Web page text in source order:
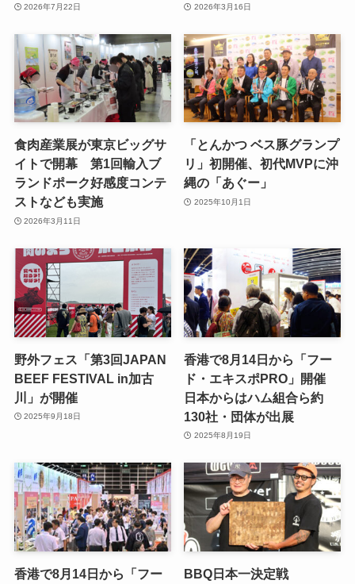
2026年7月22日 2026年3月16日
食肉産業展が東京ビッグサ
イトで開幕 第1回輸入ブ
ランドポーク好感度コンテ
ストなども実施
2026年3月11日
「とんかつ ベス豚グランプ
リ」初開催、初代MVPに沖
縄の「あぐー」
2025年10月1日
野外フェス「第3回JAPAN
BEEF FESTIVAL in加古
川」が開催
2025年9月18日
香港で8月14日から「フー
ド・エキスポPRO」開催
日本からはハム組合ら約
130社・団体が出展
2025年8月19日
香港で8月14日から「フー
BBQ日本一決定戦